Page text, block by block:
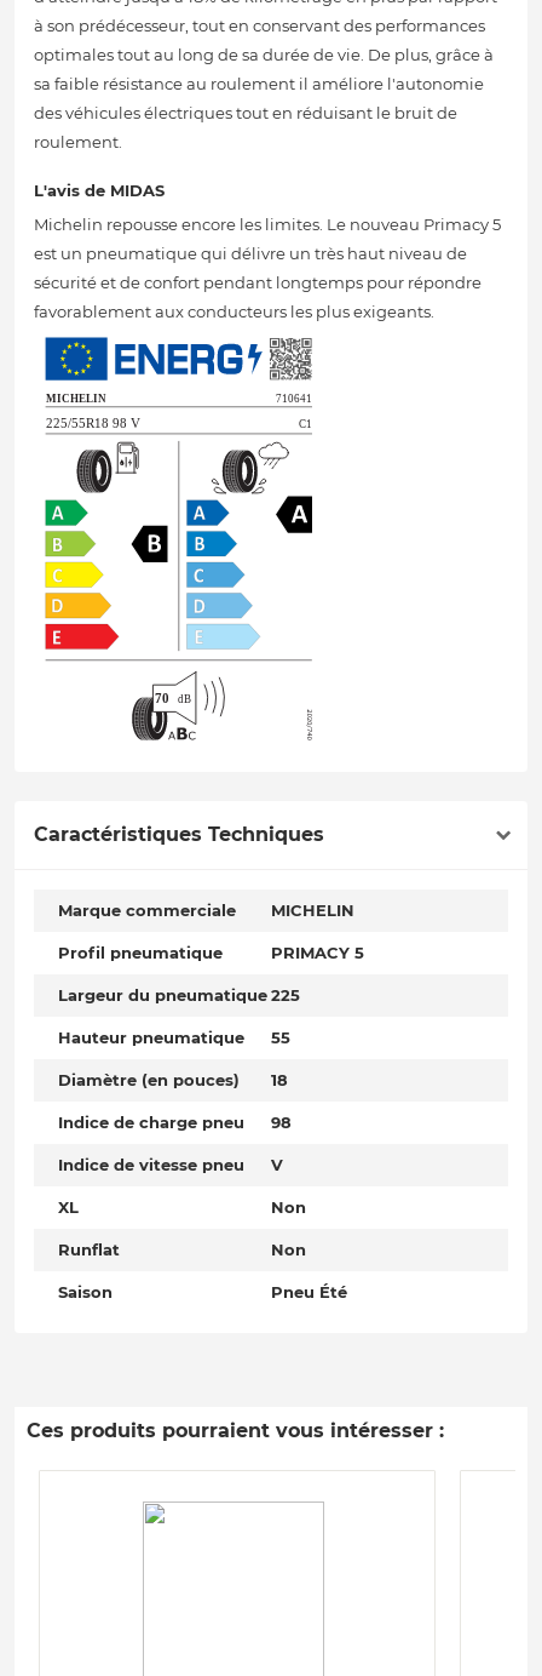
à son prédécesseur, tout en conservant des performances
optimales tout au long de sa durée de vie. De plus, grâce à
sa faible résistance au roulement il améliore l'autonomie
des véhicules électriques tout en réduisant le bruit de
roulement.
L'avis de MIDAS
Michelin repousse encore les limites. Le nouveau Primacy 5
est un pneumatique qui délivre un très haut niveau de
sécurité et de confort pendant longtemps pour répondre
favorablement aux conducteurs les plus exigeants.
Caractéristiques Techniques
Marque commerciale MICHELIN
Profil pneumatique PRIMACY 5
Largeur du pneumatique225
Hauteur pneumatique 55
Diamètre (en pouces) 18
Indice de charge pneu 98
Indice de vitesse pneu V
XL Non
Runflat Non
Saison Pneu Été
Ces produits pourraient vous intéresser :